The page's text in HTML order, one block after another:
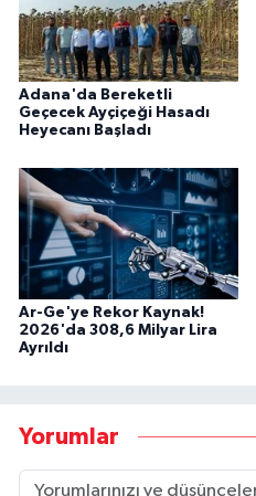
Adana'da Bereketli
Geçecek Ayçiçeği Hasadı
Heyecanı Başladı
Ar-Ge'ye Rekor Kaynak!
2026'da 308,6 Milyar Lira
Ayrıldı
Yorumlar